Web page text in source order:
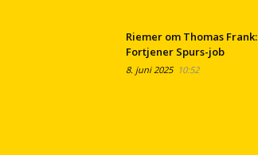
Riemer om Thomas Frank:
Fortjener Spurs-job
8. juni 202510:52